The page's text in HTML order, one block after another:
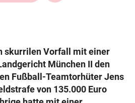
skurrilen Vorfall mit einer
München II den
Fußball-Teamtorhüter Jens
von 135.000 Euro